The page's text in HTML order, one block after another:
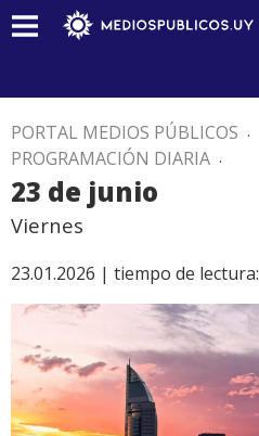
PORTAL MEDIOS PÚBLICOS .
PROGRAMACIÓN DIARIA .
23 de junio
Viernes
23.01.2026 | tiempo de lectura: